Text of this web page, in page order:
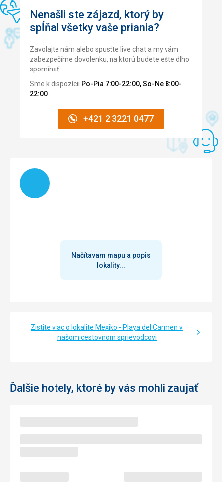
Táto recenzia bola preložená automaticky pomocou
Google Translate
Pláž
snadný přístup, bylo tam trochu mořské trávy, ale plavání
Strava
splnil všechny potřeby
Ubytovanie
to je skvělé
Nenašli ste zájazd, ktorý by
spĺňal všetky vaše priania?
Zavolajte nám alebo spusťte live chat a my vám
zabezpečíme dovolenku, na ktorú budete ešte dlho
spomínať.
Sme k dispozícii Po-Pia 7:00-22:00, So-Ne 8:00-
22:00
+421 2 3221 0477
Načítam
Načítavam mapu a popis
lokality...
Zistite viac o lokalite Mexiko - Playa del Carmen v
našom cestovnom sprievodcovi
Ďalšie hotely, ktoré by vás mohli zaujať